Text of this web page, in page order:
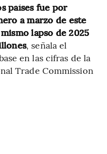
países fue por
a marzo de este
lapso de 2025
, señala el
en las cifras de la
Trade Commission